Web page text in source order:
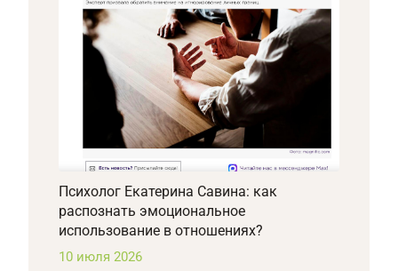
Психолог Екатерина Савина: как
распознать эмоциональное
использование в отношениях?
10 июля 2026